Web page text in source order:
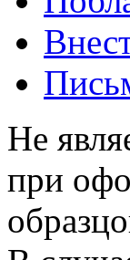
Не
при